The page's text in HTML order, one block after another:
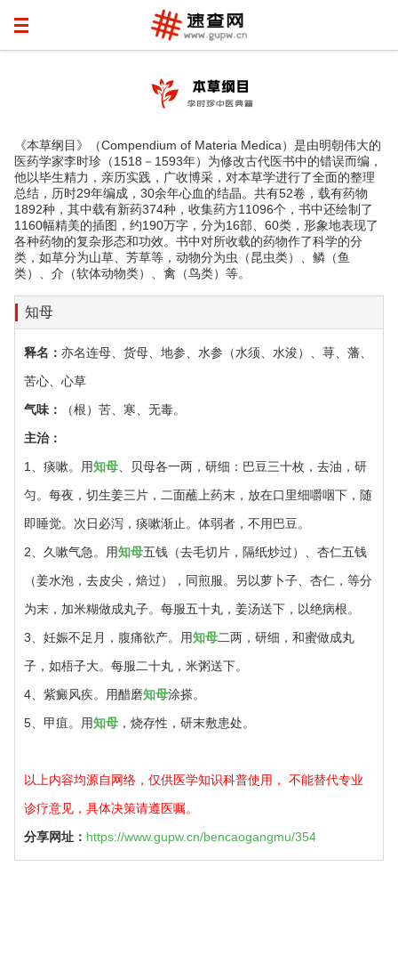
《本草纲目》（Compendium of Materia Medica）是由明朝伟大的
医药学家李时珍（1518－1593年）为修改古代医书中的错误而编，
他以毕生精力，亲历实践，广收博采，对本草学进行了全面的整理
总结，历时29年编成，30余年心血的结晶。共有52卷，载有药物
1892种，其中载有新药374种，收集药方11096个，书中还绘制了
1160幅精美的插图，约190万字，分为16部、60类，形象地表现了
各种药物的复杂形态和功效。书中对所收载的药物作了科学的分
类，如草分为山草、芳草等，动物分为虫（昆虫类）、鳞（鱼
类）、介（软体动物类）、禽（鸟类）等。
知母
释名： 亦名连母、货母、地参、水参（水须、水浚）、荨、藩、
苦心、心草
气味：
（根）苦、寒、无毒。
主治：
1、痰嗽。用知母 、贝母各一两，研细：巴豆三十枚，去油，研
匀。每夜，切生姜三片，二面蘸上药末，放在口里细嚼咽下，随
即睡觉。次日必泻，痰嗽渐止。体弱者，不用巴豆。
2、久嗽气急。用知母五钱（去毛切片，隔纸炒过）、杏仁五钱
（姜水泡，去皮尖，焙过），同煎服。另以萝卜子、杏仁，等分
为末，加米糊做成丸子。每服五十丸，姜汤送下，以绝病根。
3、妊娠不足月，腹痛欲产。用知母二两，研细，和蜜做成丸
子，如梧子大。每服二十丸，米粥送下。
4、紫癜风疾。用醋磨知母涂搽。
5、甲疽。用知母 ，烧存性，研末敷患处。
以上内容均源自网络，仅供医学知识科普使用， 不能替代专业
诊疗意见，具体决策请遵医嘱。
分享网址： https://www.gupw.cn/bencaogangmu/354